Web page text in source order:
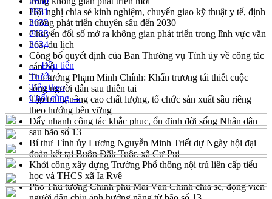
Hội nghị chia sẻ kinh nghiệm, chuyển giao kỹ thuật y tế, định
hướng phát triển chuyên sâu đến 2030
Chuyển đổi số mở ra không gian phát triển trong lĩnh vực văn
hóa, du lịch
Công bố quyết định của Ban Thường vụ Tỉnh ủy về công tác
cán bộ.
Thủ tướng Phạm Minh Chính: Khẩn trương tái thiết cuộc
sống người dân sau thiên tai
Tập trung nâng cao chất lượng, tổ chức sản xuất sầu riêng
theo hướng bền vững
Đẩy nhanh công tác khắc phục, ổn định đời sống Nhân dân
sau bão số 13
Bí thư Tỉnh ủy Lương Nguyễn Minh Triết dự Ngày hội đại
đoàn kết tại Buôn Đăk Tuôr, xã Cư Pui
Khởi công xây dựng Trường Phổ thông nội trú liên cấp tiểu
học và THCS xã Ia Rvê
Phó Thủ tướng Chính phủ Mai Văn Chính chia sẻ, động viên
2631
2632
2633
2634
← Đầu tiên
Trước
Tiếp theo
Cuối cùng →